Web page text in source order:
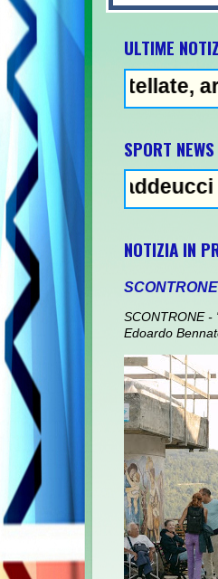
ULTIME
arrestato il
SPORT NEWS
oro e
NOTIZIA IN
SCONTRONE
Edoardo